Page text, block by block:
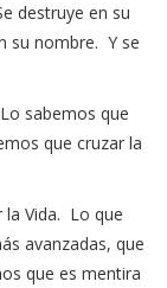
destruye en su
su nombre. Y se
sabemos que
que cruzar la
la Vida. Lo que
avanzadas, que
que es mentira